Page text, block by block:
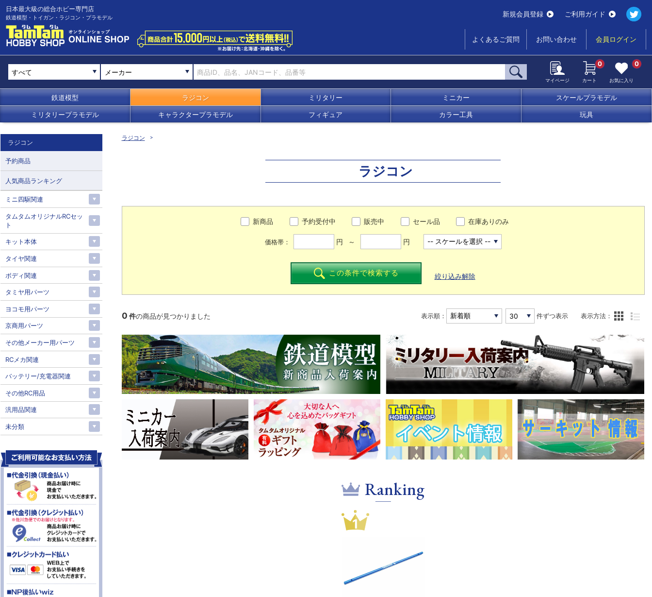
日本最大級の総合ホビー専門店
鉄道模型・トイガン・ラジコン・プラモデル 新規会員登録 ご利用ガイド
よくあるご質問 お問い合わせ 会員ログイン
メーカー
マイページ カート
0
お気に入り
0
鉄道模型 ラジコン ミリタリー ミニカー スケールプラモデル
ミリタリープラモデル キャラクタープラモデル フィギュア カラー工具 玩具
ラジコン
ラジコン
新商品 予約受付中 販売中 セール品 在庫ありのみ
価格帯： 円 ～ 円
この条件で検索する 絞り込み解除
0 件の商品が見つかりました 表示順： 件ずつ表示 表示方法：
Ranking
1
ラジコン
予約商品
人気商品ランキング
ミニ四駆関連
タムタムオリジナルRCセッ
ト
キット本体
タイヤ関連
ボディ関連
タミヤ用パーツ
ヨコモ用パーツ
京商用パーツ
その他メーカー用パーツ
RCメカ関連
バッテリー/充電器関連
その他RC用品
汎用品関連
未分類